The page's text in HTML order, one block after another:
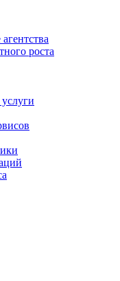
роста